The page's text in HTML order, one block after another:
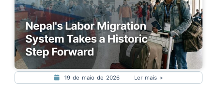
19 de maio de 2026 Ler mais >